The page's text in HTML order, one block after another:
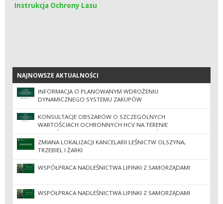
Instrukcja Ochrony Lasu
NAJNOWSZE AKTUALNOŚCI
NAJNOWSZE AKTUALNOŚCI
INFORMACJA O PLANOWANYM WDROŻENIU
DYNAMICZNEGO SYSTEMU ZAKUPÓW
KONSULTACJE OBSZARÓW O SZCZEGÓLNYCH
WARTOŚCIACH OCHRONNYCH HCV NA TERENIE
NADLEŚNICTW REGIONALNEJ DYREKCJI LASÓW
PAŃSTWOWYCH W ZIELONEJ GÓRZE
ZMIANA LOKALIZACJI KANCELARII LEŚNICTW OLSZYNA,
TRZEBIEL I ŻARKI
WSPÓŁPRACA NADLEŚNICTWA LIPINKI Z SAMORZĄDAMI
WSPÓŁPRACA NADLEŚNICTWA LIPINKI Z SAMORZĄDAMI